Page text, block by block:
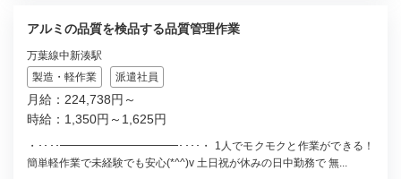
アルミの品質を検品する品質管理作業
万葉線中新湊駅
製造・軽作業
派遣社員
月給：224,738円～
時給：1,350円～1,625円
・････━━━━━━━━━━━････・ 1人でモクモクと作業ができる！
簡単軽作業で未経験でも安心(*^^)v 土日祝が休みの日中勤務で 無...